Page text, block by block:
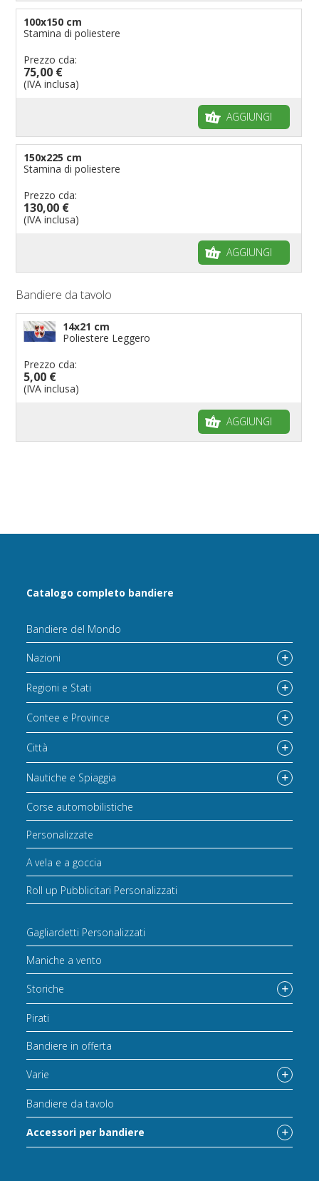
100x150 cm
Stamina di poliestere
Prezzo cda:
75,00 €
(IVA inclusa)
AGGIUNGI
150x225 cm
Stamina di poliestere
Prezzo cda:
130,00 €
(IVA inclusa)
AGGIUNGI
Bandiere da tavolo
14x21 cm
Poliestere Leggero
Prezzo cda:
5,00 €
(IVA inclusa)
AGGIUNGI
Catalogo completo bandiere
Bandiere del Mondo
Nazioni
Regioni e Stati
Contee e Province
Città
Nautiche e Spiaggia
Corse automobilistiche
Personalizzate
A vela e a goccia
Roll up Pubblicitari Personalizzati
Gagliardetti Personalizzati
Maniche a vento
Storiche
Pirati
Bandiere in offerta
Varie
Bandiere da tavolo
Accessori per bandiere